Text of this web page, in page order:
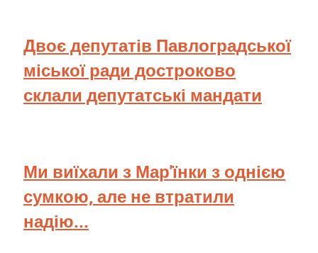
Двоє депутатів Павлоградської
міської ради достроково
склали депутатські мандати
Ми виїхали з Мар'їнки з однією
сумкою, але не втратили
надію...